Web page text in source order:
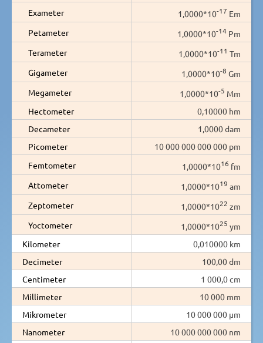
Exameter
1,0000*10-17 Em
Petameter
1,0000*10-14 Pm
Terameter
1,0000*10-11 Tm
Gigameter
1,0000*10-8 Gm
Megameter
1,0000*10-5 Mm
Hectometer
0,10000 hm
Decameter
1,0000 dam
Picometer
10 000 000 000 000 pm
Femtometer
1,0000*1016 fm
Attometer
1,0000*1019 am
Zeptometer
1,0000*1022 zm
Yoctometer
1,0000*1025 ym
Kilometer
0,010000 km
Decimeter
100,00 dm
Centimeter
1 000,0 cm
Millimeter
10 000 mm
Mikrometer
10 000 000 µm
Nanometer
10 000 000 000 nm